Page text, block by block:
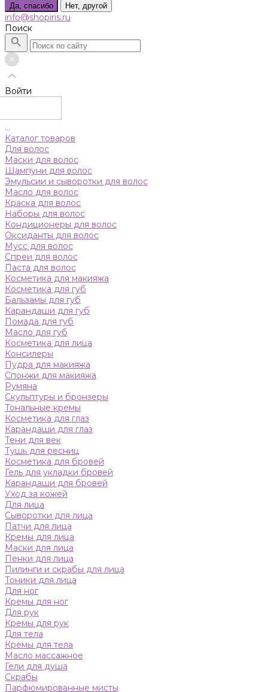
Да, спасибо Нет, другой
info@shopiris.ru
Поиск
Войти
...
Каталог товаров
Для волос
Маски для волос
Шампуни для волос
Эмульсии и сыворотки для волос
Масло для волос
Краска для волос
Наборы для волос
Кондиционеры для волос
Оксиданты для волос
Мусс для волос
Спреи для волос
Паста для волос
Косметика для макияжа
Косметика для губ
Бальзамы для губ
Карандаши для губ
Помада для губ
Масло для губ
Косметика для лица
Консилеры
Пудра для макияжа
Спонжи для макияжа
Румяна
Скульптуры и бронзеры
Тональные кремы
Косметика для глаз
Карандаши для глаз
Тени для век
Тушь для ресниц
Косметика для бровей
Гель для укладки бровей
Карандаши для бровей
Уход за кожей
Для лица
Сыворотки для лица
Патчи для лица
Кремы для лица
Маски для лица
Пенки для лица
Пилинги и скрабы для лица
Тоники для лица
Для ног
Кремы для ног
Для рук
Кремы для рук
Для тела
Кремы для тела
Масло массажное
Гели для душа
Скрабы
Парфюмированные мисты